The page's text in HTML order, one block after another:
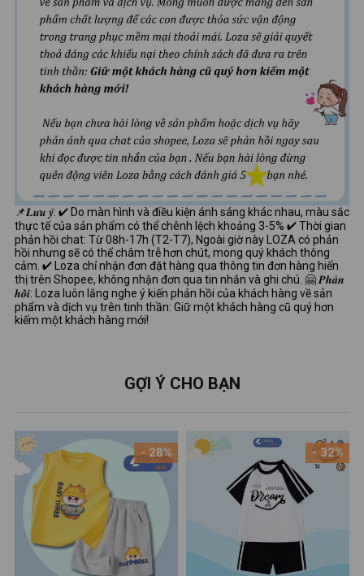
📌𝑳𝒖̛𝒖 𝒚́: ✔ Do màn hình và điều kiện ánh sáng khác nhau, màu sắc
thực tế của sản phẩm có thể chênh lệch khoảng 3-5% ✔ Thời gian
phản hồi chat: Từ 08h-17h (T2-T7), Ngoài giờ này LOZA có phản
hồi nhưng sẽ có thể châm trễ hơn chút, mong quý khách thông
cảm. ✔ Loza chỉ nhận đơn đặt hàng qua thông tin đơn hàng hiển
thị trên Shopee, không nhận đơn qua tin nhắn và ghi chú. 🤗 𝑷𝒉𝒂̉𝒏
𝒉𝒐̂̀𝒊: Loza luôn lắng nghe ý kiến phản hồi của khách hàng về sản
phẩm và dịch vụ trên tinh thần: Giữ một khách hàng cũ quý hơn
kiếm một khách hàng mới!
GỢI Ý CHO BẠN
- 28% - 32%